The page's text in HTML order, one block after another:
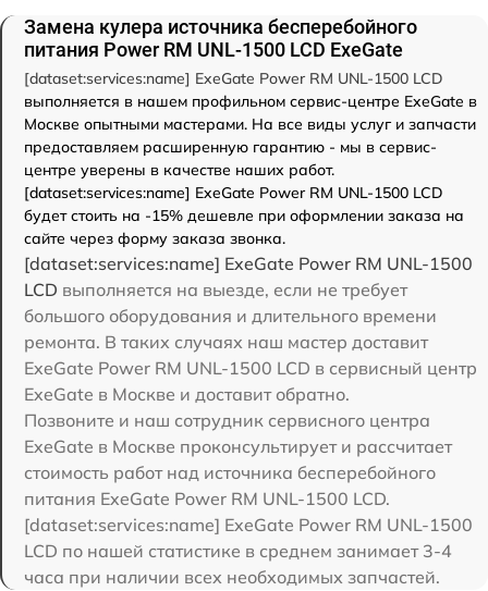
Замена кулера источника бесперебойного
питания Power RM UNL-1500 LCD ExeGate
[dataset:services:name] ExeGate Power RM UNL-1500 LCD
выполняется в нашем профильном сервис-центре ExeGate в
Москве опытными мастерами. На все виды услуг и запчасти
предоставляем расширенную гарантию - мы в сервис-
центре уверены в качестве наших работ.
[dataset:services:name] ExeGate Power RM UNL-1500 LCD
будет стоить на -15% дешевле при оформлении заказа на
сайте через форму заказа звонка.
[dataset:services:name] ExeGate Power RM UNL-1500
LCD выполняется на выезде, если не требует
большого оборудования и длительного времени
ремонта. В таких случаях наш мастер доставит
ExeGate Power RM UNL-1500 LCD в сервисный центр
ExeGate в Москве и доставит обратно.
Позвоните и наш сотрудник сервисного центра
ExeGate в Москве проконсультирует и рассчитает
стоимость работ над источника бесперебойного
питания ExeGate Power RM UNL-1500 LCD.
[dataset:services:name] ExeGate Power RM UNL-1500
LCD по нашей статистике в среднем занимает 3-4
часа при наличии всех необходимых запчастей.